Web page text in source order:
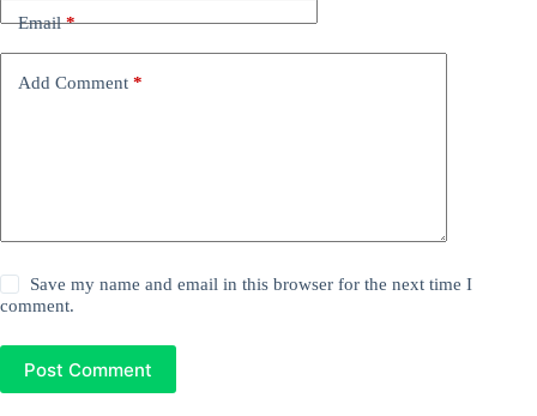
Email*
Add Comment *
Save my name and email in this browser for the next time I
comment.
Post Comment